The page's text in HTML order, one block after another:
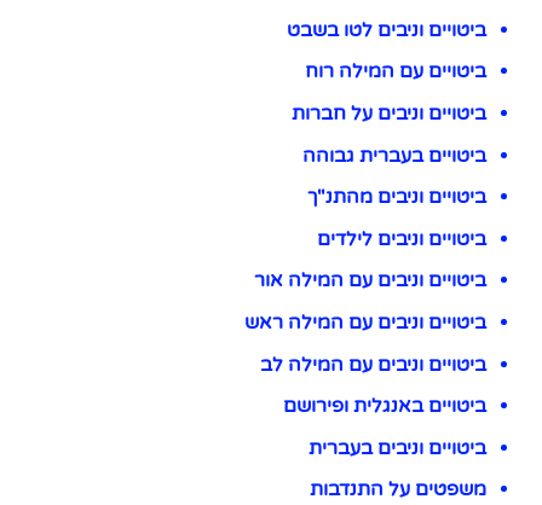
ביטויים וניבים לטו בשבט
ביטויים עם המילה רוח
ביטויים וניבים על חברות
ביטויים בעברית גבוהה
ביטויים וניבים מהתנ"ך
ביטויים וניבים לילדים
ביטויים וניבים עם המילה אור
ביטויים וניבים עם המילה ראש
ביטויים וניבים עם המילה לב
ביטויים באנגלית ופירושם
ביטויים וניבים בעברית
משפטים על התנדבות